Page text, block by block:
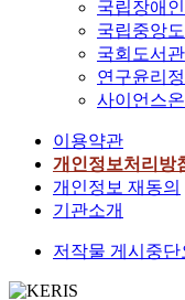
국립장애
국립중앙
국회도서
연구윤리
사이언스
이용약관
개인정보처리방
개인정보 재동의
기관소개
저작물 게시중단